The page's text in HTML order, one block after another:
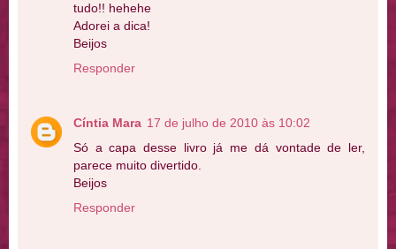
tudo!! hehehe
Adorei a dica!
Beijos
Responder
Cíntia Mara 17 de julho de 2010 às 10:02
Só a capa desse livro já me dá vontade de ler,
parece muito divertido.
Beijos
Responder